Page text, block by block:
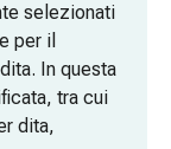
selezionati
per il
In questa
tra cui
dita,